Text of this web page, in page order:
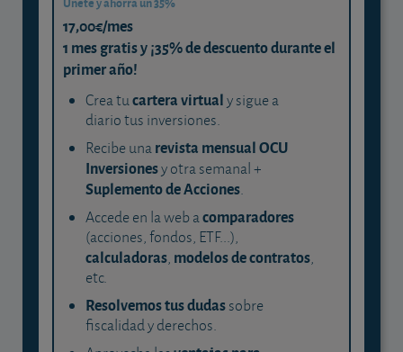
17,00€/mes
1 mes gratis y ¡35% de descuento durante el
primer año!
Crea tucartera virtualy sigue a
diario tus inversiones.
Recibe unarevista mensual OCU
Inversionesy otra semanal +
Suplemento de Acciones.
Accede en la web acomparadores
(acciones, fondos, ETF...),
calculadoras, modelos de contratos,
etc.
Resolvemos tus dudassobre
fiscalidad y derechos.